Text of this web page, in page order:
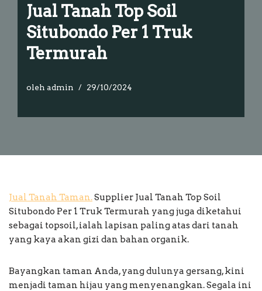
Jual Tanah Top Soil
Situbondo Per 1 Truk
Termurah
oleh admin 29/10/2024
Jual Tanah Taman.Supplier Jual Tanah Top Soil
Situbondo Per 1 Truk Termurah yang juga diketahui
sebagai topsoil, ialah lapisan paling atas dari tanah
yang kaya akan gizi dan bahan organik.
Bayangkan taman Anda, yang dulunya gersang, kini
menjadi taman hijau yang menyenangkan. Segala ini